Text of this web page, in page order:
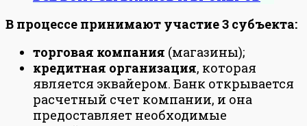
В процессе принимают участие 3 субъекта:
торговая компания (магазины);
кредитная организация, которая
является эквайером. Банк открывается
расчетный счет компании, и она
предоставляет необходимые